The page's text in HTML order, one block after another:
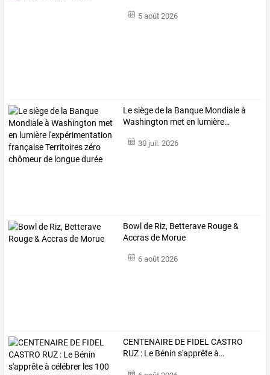
5 août 2026
Lesiègede la Banque Mondialeà
Washington met en lumière…
30 juil. 2026
Bowl de Riz, Betterave Rouge &
Accras de Morue
6 août 2026
CENTENAIRE DE FIDELCASTRO
RUZ : Le Bénin s'apprêteà…